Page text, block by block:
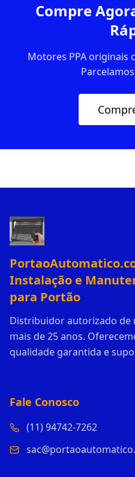
Compre
Motores PPA originais
Instalação e
para Portão
Distribuidor autorizado de
mais de 25 anos.
qualidade garantida e
Fale Conosco
(11) 94742-7262